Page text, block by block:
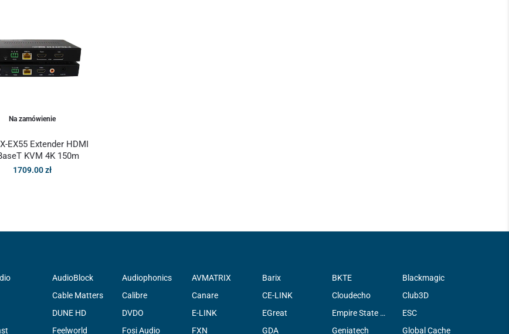
Na zamówienie
EX55 Extender HDMI
KVM 4K 150m
1709.00zł
AudioBlock Audiophonics AVMATRIX Barix BKTE
Blackmagic
Cable Matters Calibre Canare CE-LINK Cloudecho
Club3D
DUNE HD DVDO E-LINK EGreat Empire State Filter Company, INC.
ESC
Feelworld Fosi Audio FXN GDA Geniatech Global Cache